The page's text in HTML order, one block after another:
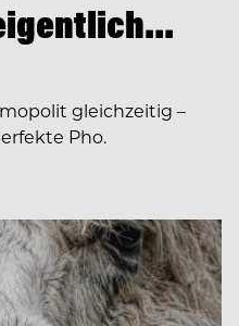
gleichzeitig –
Pho.